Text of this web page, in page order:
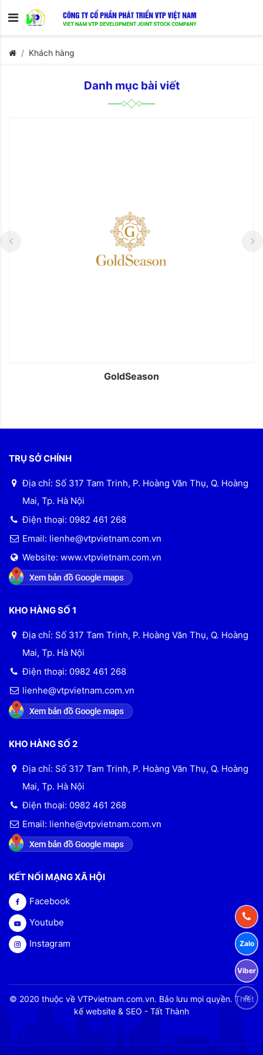
Khách hàng
Danh mục bài viết
GoldSeason
TRỤ SỞ CHÍNH
Địa chỉ: Số 317 Tam Trinh, P. Hoàng Văn Thụ, Q. Hoàng
Mai, Tp. Hà Nội
Điện thoại: 0982 461 268
Email: lienhe@vtpvietnam.com.vn
Website: www.vtpvietnam.com.vn
KHO HÀNG SỐ 1
Địa chỉ: Số 317 Tam Trinh, P. Hoàng Văn Thụ, Q. Hoàng
Mai, Tp. Hà Nội
Điện thoại: 0982 461 268
lienhe@vtpvietnam.com.vn
KHO HÀNG SỐ 2
Địa chỉ: Số 317 Tam Trinh, P. Hoàng Văn Thụ, Q. Hoàng
Mai, Tp. Hà Nội
Điện thoại: 0982 461 268
Email: lienhe@vtpvietnam.com.vn
KẾT NỐI MẠNG XÃ HỘI
Facebook
Youtube
Instagram
© 2020 thuộc về VTPvietnam.com.vn. Bảo lưu mọi quyền. Thiết
kế website & SEO - Tất Thành